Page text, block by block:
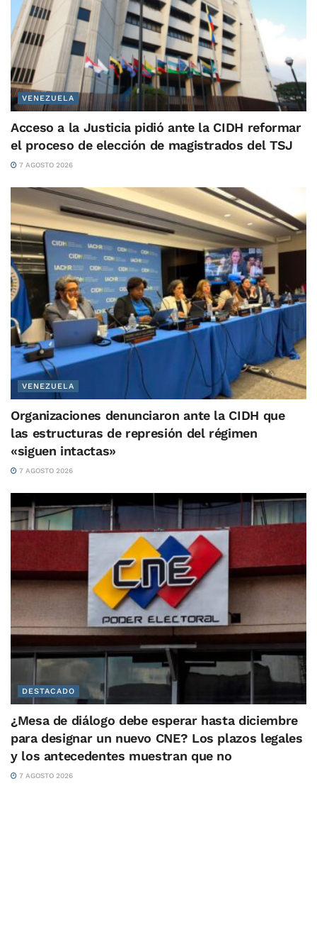
VENEZUELA
Acceso a la Justicia pidió ante la CIDH reformar
el proceso de elección de magistrados del TSJ
7 AGOSTO 2026
VENEZUELA
Organizaciones denunciaron ante la CIDH que
las estructuras de represión del régimen
«siguen intactas»
7 AGOSTO 2026
DESTACADO
¿Mesa de diálogo debe esperar hasta diciembre
para designar un nuevo CNE? Los plazos legales
y los antecedentes muestran que no
7 AGOSTO 2026